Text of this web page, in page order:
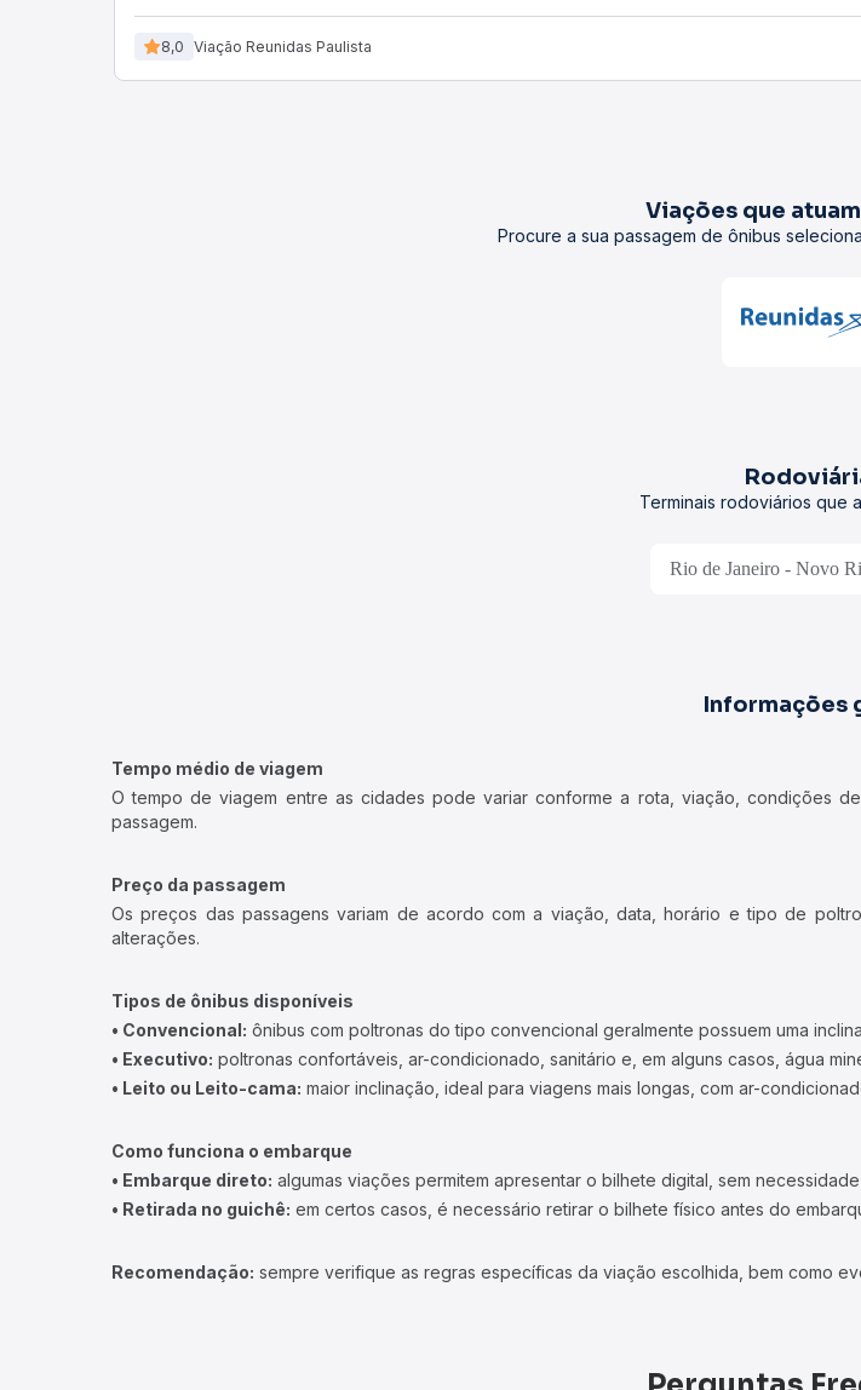
8,0 Viação Reunidas Paulista
Viações que
Procure a sua passagem de ônibus
Terminais rodoviários que
Rio de Janeiro - Novo
Informações
Tempo médio de viagem
O tempo de viagem entre as cidades pode variar conforme a rota, viação, condições
passagem.
Preço da passagem
Os preços das passagens variam de acordo com a viação, data, horário e tipo de
alterações.
Tipos de ônibus disponíveis
• Convencional: ônibus com poltronas do tipo convencional geralmente possuem uma
• Executivo: poltronas confortáveis, ar-condicionado, sanitário e, em alguns casos, água
• Leito ou Leito-cama: maior inclinação, ideal para viagens mais longas, com ar-
Como funciona o embarque
• Embarque direto: algumas viações permitem apresentar o bilhete digital, sem
• Retirada no guichê: em certos casos, é necessário retirar o bilhete físico antes do
Recomendação: sempre verifique as regras específicas da viação escolhida, bem como